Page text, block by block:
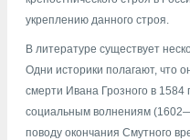
укреплению данного строя.
В литературе существует
Одни историки полагают, что
смерти Ивана Грозного в 1584
социальным волнениям
поводу окончания Смутного